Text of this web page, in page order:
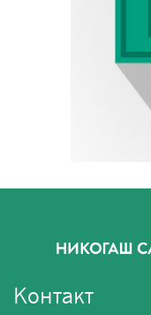
Контакт